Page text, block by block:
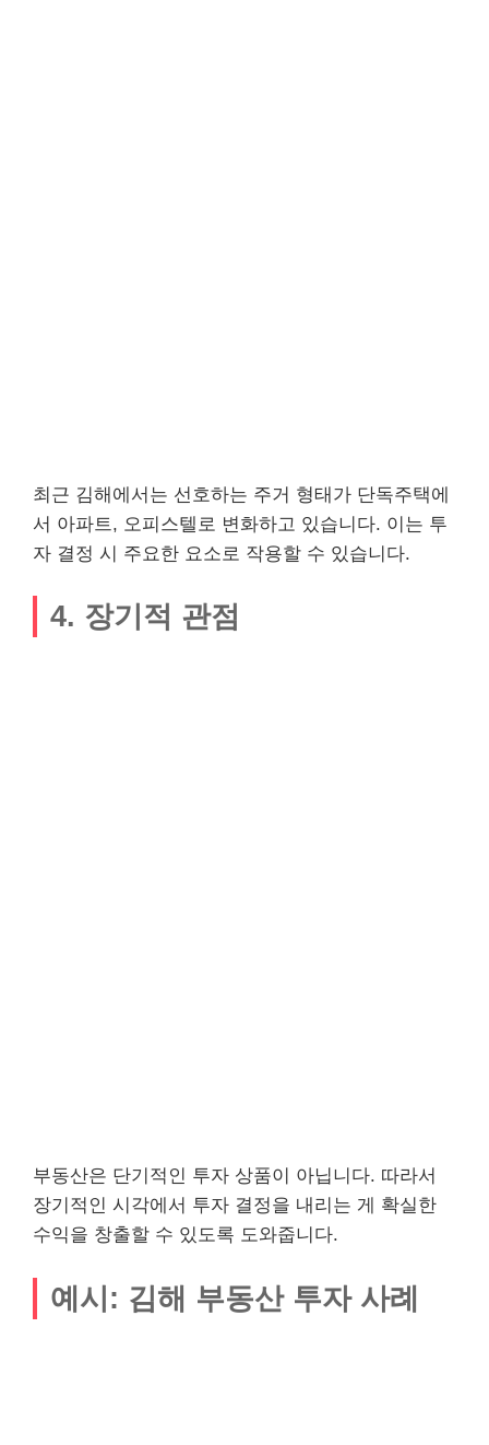
최근 김해에서는 선호하는 주거 형태가 단독주택에
서 아파트, 오피스텔로 변화하고 있습니다. 이는 투
자 결정 시 주요한 요소로 작용할 수 있습니다.
4. 장기적 관점
부동산은 단기적인 투자 상품이 아닙니다. 따라서
장기적인 시각에서 투자 결정을 내리는 게 확실한
수익을 창출할 수 있도록 도와줍니다.
예시: 김해 부동산 투자 사례